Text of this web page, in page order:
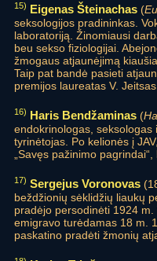
15) Eigenas Šteinachas (
seksologijos pradininkas.
laboratoriją. Žinomiausi
beu sekso fiziologijai.
žmogaus atjaunėjimą
Taip pat bandė pasieti
premijos laureatas V. Jeitsas.
16) Haris Bendžaminas (
endokrinologas,
tyrinėtojas. Po kelionės į
„Savęs pažinimo
17) Sergejus Voronovas
beždžionių sėklidžių liaukų
pradėjo persodinėti 1924
emigravo turėdamas 18 m.
paskatino pradėti žmonių